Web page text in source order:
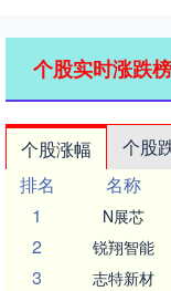
个股实时涨跌榜
个股涨幅 个股
排名
名称
1
N展芯
2 锐翔智能
3 志特新材